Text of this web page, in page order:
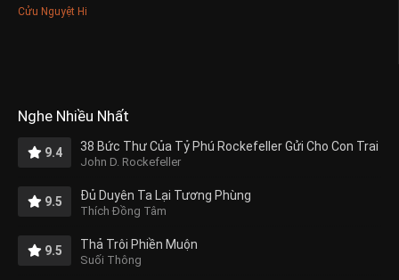
Cửu Nguyệt Hi
Nghe Nhiều Nhất
9.4 38 Bức Thư Của Tỷ Phú Rockefeller Gửi Cho Con Trai
John D. Rockefeller
9.5 Đủ Duyên Ta Lại Tương Phùng
Thích Đồng Tâm
9.5 Thả Trôi Phiền Muộn
Suối Thông